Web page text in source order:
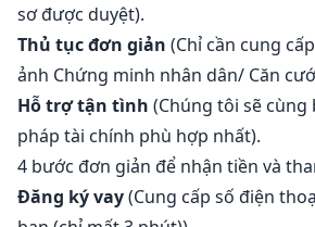
sơ được duyệt).
Thủ tục đơn giản (Chỉ cần cung
ảnh Chứng minh nhân dân/ Căn
Hỗ trợ tận tình (Chúng tôi sẽ cùng
pháp tài chính phù hợp nhất).
4 bước đơn giản để nhận tiền và
Đăng ký vay(Cung cấp số điện